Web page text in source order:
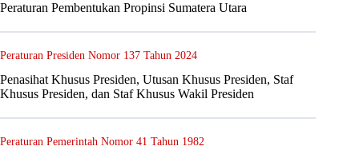
Peraturan Pembentukan Propinsi Sumatera Utara
Peraturan Presiden Nomor 137 Tahun 2024
Penasihat Khusus Presiden, Utusan Khusus Presiden, Staf
Khusus Presiden, dan Staf Khusus Wakil Presiden
Peraturan Pemerintah Nomor 41 Tahun 1982